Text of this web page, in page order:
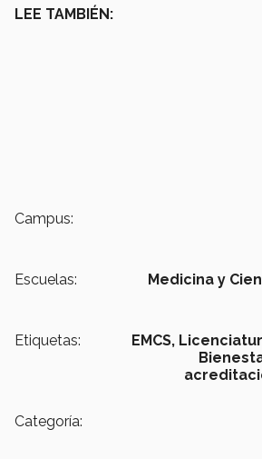
LEE TAMBIÉN:
Campus:
Escuelas: Medicina y
Etiquetas: EMCS,
Categoría: